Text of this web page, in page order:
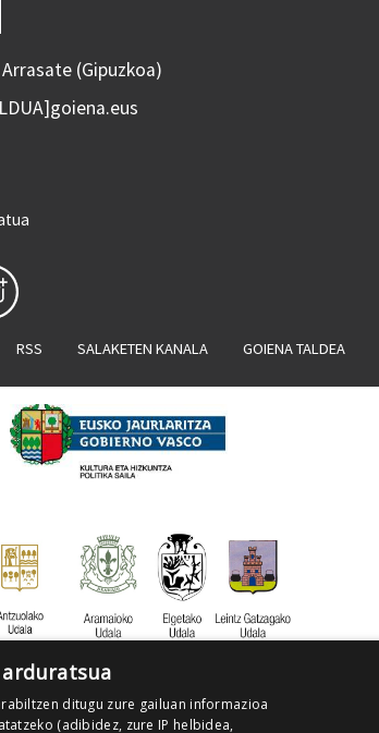
(Gipuzkoa)
RSS SALAKETEN KANALA GOIENA TALDEA
ditugu zure gailuan informazioa
(adibidez, zure IP helbidea,